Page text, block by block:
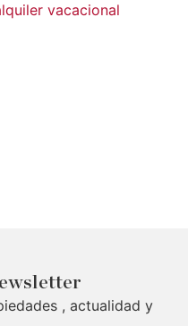
vacacional
, actualidad y